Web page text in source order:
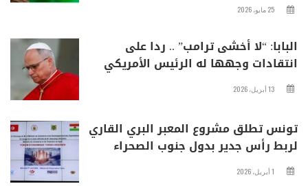
25 مايو، 2026
البابا: “لا أخشى ترامب” .. ردا على
انتقادات وجهها له الرئيس الأمريكي
13 أبريل، 2026
تونس تطلق مشروع المعبر البري القاري
لربط رأس جدير بدول جنوب الصحراء
1 أبريل، 2026